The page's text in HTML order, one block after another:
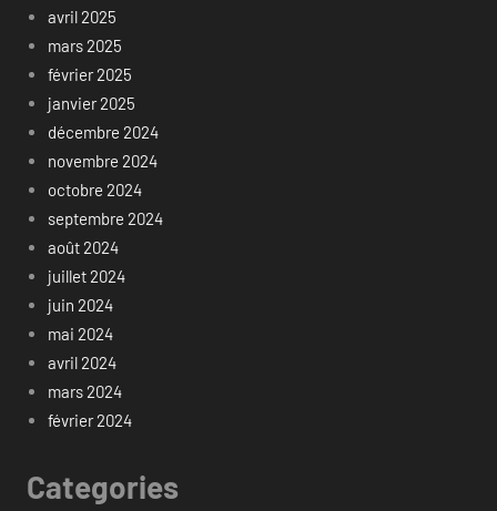
avril 2025
mars 2025
février 2025
janvier 2025
décembre 2024
novembre 2024
octobre 2024
septembre 2024
août 2024
juillet 2024
juin 2024
mai 2024
avril 2024
mars 2024
février 2024
Categories